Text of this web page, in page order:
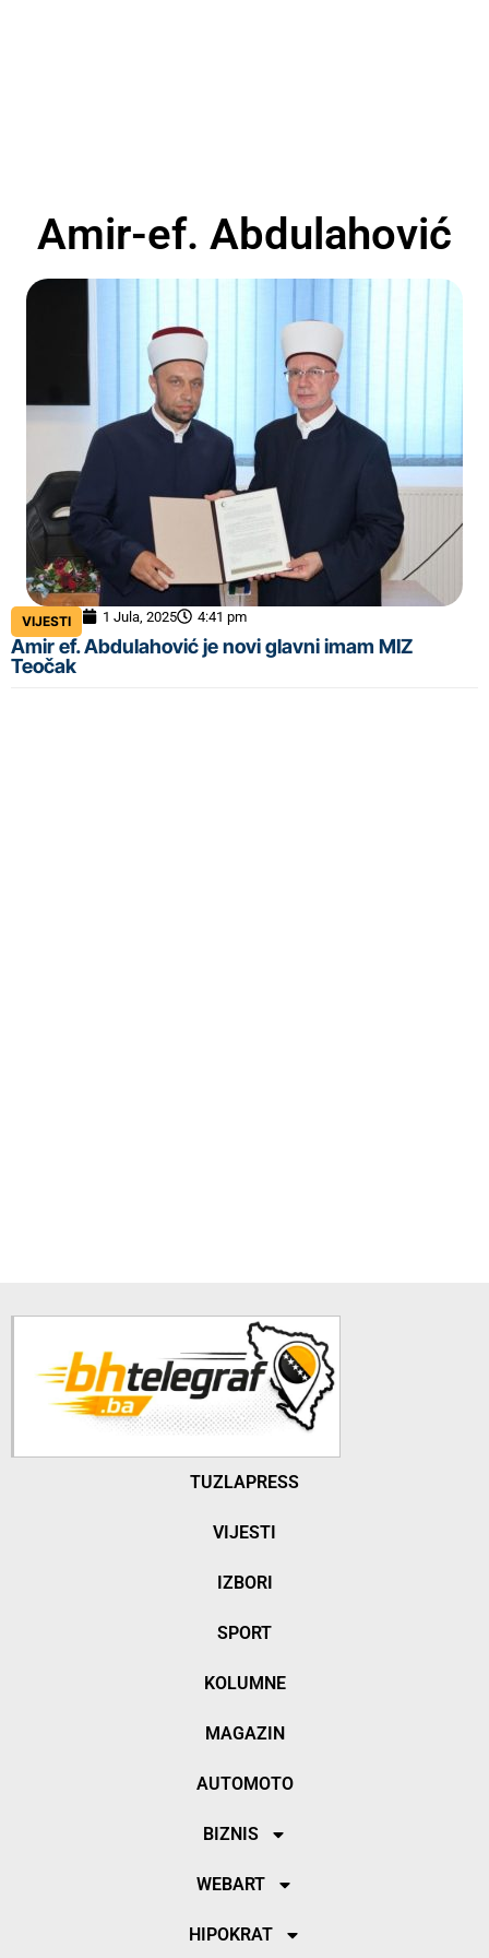
Amir-ef. Abdulahović
VIJESTI 1 Jula, 2025 4:41 pm
Amir ef. Abdulahović je novi glavni imam MIZ
Teočak
TUZLAPRESS
VIJESTI
IZBORI
SPORT
KOLUMNE
MAGAZIN
AUTOMOTO
BIZNIS
WEBART
HIPOKRAT